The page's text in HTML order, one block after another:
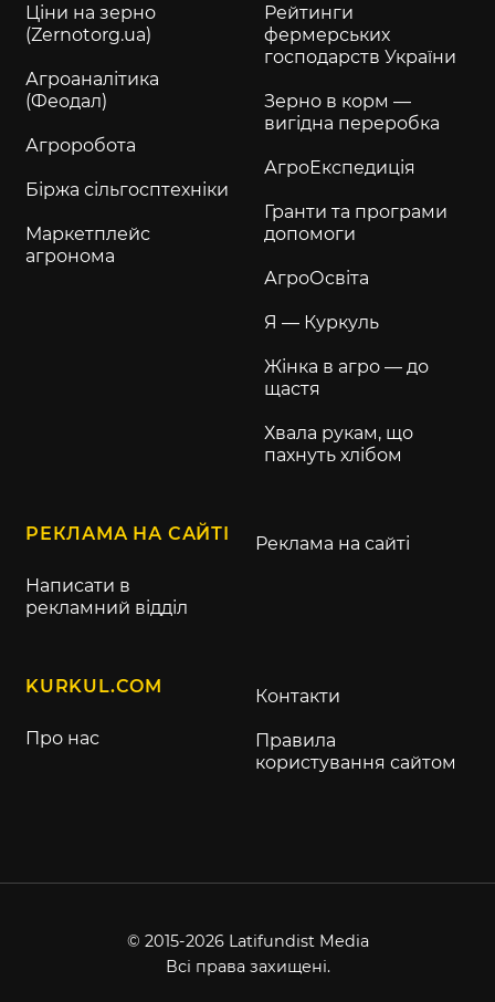
Ціни на зерно
(Zernotorg.ua)
Агроаналітика
(Феодал)
Агроробота
Біржа сільгосптехніки
Маркетплейс
агронома
Рейтинги
фермерських
господарств України
Зерно в корм —
вигідна переробка
АгроЕкспедиція
Гранти та програми
допомоги
АгроОсвіта
Я — Куркуль
Жінка в агро — до
щастя
Хвала рукам, що
пахнуть хлібом
РЕКЛАМА НА САЙТІ
Написати в
рекламний відділ
Реклама на сайті
KURKUL.COM
Про нас
Контакти
Правила
користування сайтом
© 2015-2026 Latifundist Media
Всі права захищені.